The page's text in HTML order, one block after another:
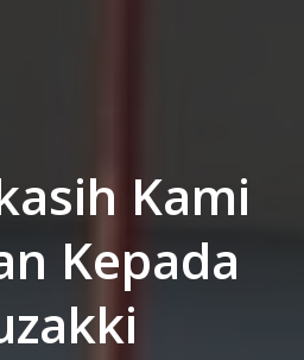
Kami
Kepada